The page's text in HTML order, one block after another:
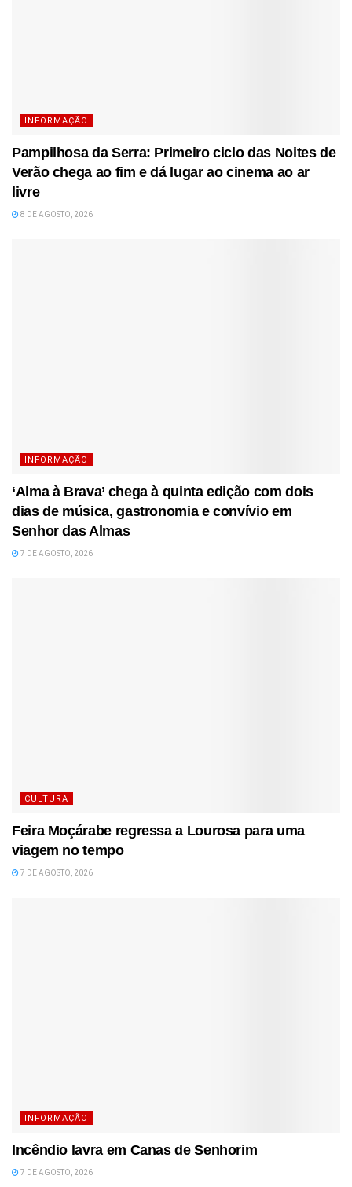
INFORMAÇÃO
Pampilhosa da Serra: Primeiro ciclo das Noites de
Verão chega ao fim e dá lugar ao cinema ao ar
livre
8 DE AGOSTO, 2026
INFORMAÇÃO
‘Alma à Brava’ chega à quinta edição com dois
dias de música, gastronomia e convívio em
Senhor das Almas
7 DE AGOSTO, 2026
CULTURA
Feira Moçárabe regressa a Lourosa para uma
viagem no tempo
7 DE AGOSTO, 2026
INFORMAÇÃO
Incêndio lavra em Canas de Senhorim
7 DE AGOSTO, 2026